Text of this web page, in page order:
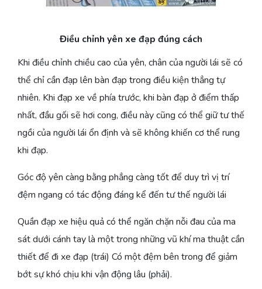
Điều chỉnh yên xe đạp đúng cách
Khi điều chỉnh chiều cao của yên, chân của người lái sẽ có
thể chỉ cần đạp lên bàn đạp trong điều kiện thẳng tự
nhiên. Khi đạp xe về phía trước, khi bàn đạp ở điểm thấp
nhất, đầu gối sẽ hơi cong, điều này cũng có thể giữ tư thế
ngồi của người lái ổn định và sẽ không khiến cơ thể rung
khi đạp.
Góc độ yên càng bằng phẳng càng tốt để duy trì vị trí
đệm ngang có tác động đáng kể đến tư thế người lái
Quần đạp xe hiệu quả có thể ngăn chặn nỗi đau của ma
sát dưới cánh tay là một trong những vũ khí ma thuật cần
thiết để đi xe đạp (trái) Có một đệm bên trong để giảm
bớt sự khó chịu khi vận động lâu (phải).